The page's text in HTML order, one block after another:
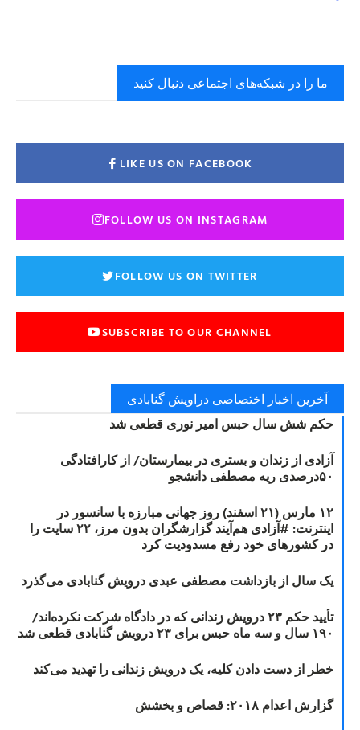
ما را در شبکه‌های اجتماعی دنبال کنید
LIKE US ON FACEBOOK
FOLLOW US ON INSTAGRAM
FOLLOW US ON TWITTER
SUBSCRIBE TO OUR CHANNEL
آخرین اخبار اختصاصی دراویش گنابادی
حکم شش سال حبس امیر نوری قطعی شد
آزادی از زندان و بستری در بیمارستان/ از کارافتادگی
۵۰درصدی ریه مصطفی دانشجو
۱۲ مارس (۲۱ اسفند) روز جهانی مبارزه با سانسور در
اینترنت: #آزادی هم‌آیند گزارشگران‌ بدون مرز، ۲۲ سایت را
در کشورهای خود رفع مسدودیت کرد
یک سال از بازداشت مصطفی عبدی درویش گنابادی می‌گذرد
تأیید حکم ۲۳ درویش زندانی که در دادگاه شرکت نکرده‌اند/
۱۹۰ سال و سه ماه حبس برای ۲۳ درویش گنابادی قطعی شد
خطر از دست دادن کلیه، یک درویش زندانی را تهدید می‌کند
گزارش اعدام ۲۰۱۸: قصاص و بخشش